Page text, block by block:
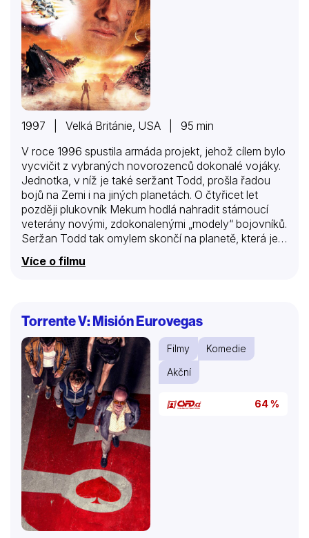
1997 | Velká Británie, USA | 95 min
V roce 1996 spustila armáda projekt, jehož cílem bylo
vycvičit z vybraných novorozenců dokonalé vojáky.
Jednotka, v níž je také seržant Todd, prošla řadou
bojů na Zemi i na jiných planetách. O čtyřicet let
později plukovník Mekum hodlá nahradit stárnoucí
veterány novými, zdokonalenými „modely“ bojovníků.
Seržan Todd tak omylem skončí na planetě, která je
jednou velkou skládkou. Tady se setká se
zapomenutou komunitou osadníků. Setkání je pro
Více o filmu
Torrente V: Misión Eurovegas
Filmy
Komedie
Akční
64 %